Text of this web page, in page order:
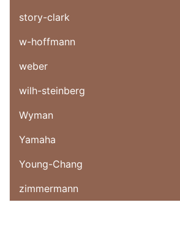
story-clark
w-hoffmann
weber
wilh-steinberg
Wyman
Yamaha
Young-Chang
zimmermann